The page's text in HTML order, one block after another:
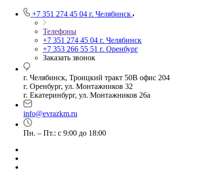
+7 351 274 45 04 г. Челябинск
Телефоны
+7 351 274 45 04 г. Челябинск
+7 353 266 55 51 г. Оренбург
Заказать звонок
г. Челябинск, Троицкий тракт 50В офис 204
г. Оренбург, ул. Монтажников 32
г. Екатеринбург, ул. Монтажников 26а
info@evrazkm.ru
Пн. – Пт.: с 9:00 до 18:00